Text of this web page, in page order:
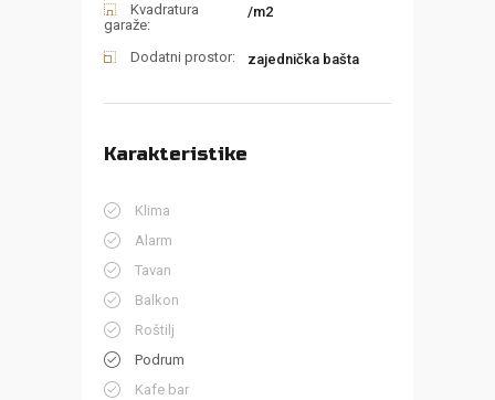
Kvadratura
garaže:
/m2
Dodatni prostor: zajednička bašta
Karakteristike
Klima
Alarm
Tavan
Balkon
Roštilj
Podrum
Kafe bar